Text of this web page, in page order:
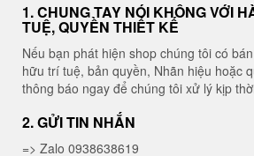
1. CHUNG TAY NÓI KHÔNG VỚI
TUỆ, QUYỀN THIẾT KẾ
Nếu bạn phát hiện shop chúng tôi có
hữu trí tuệ, bản quyền, Nhãn hiệu hoặc
thông báo ngay để chúng tôi xử lý kịp
2. GỬI TIN NHẮN
=> Zalo 0938638619